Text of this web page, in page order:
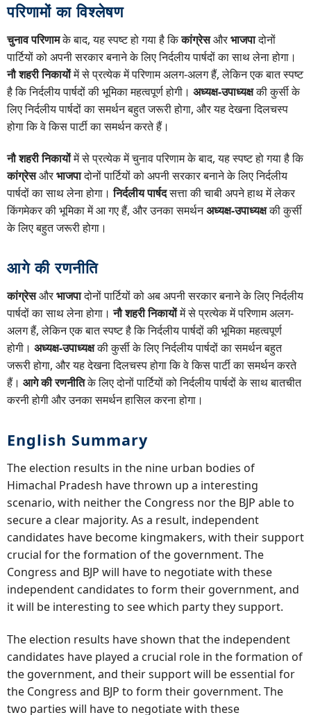
परिणामों का विश्लेषण
चुनाव परिणामके बाद, यह स्पष्ट हो गया है किकांग्रेसऔरभाजपादोनों
पार्टियों को अपनी सरकार बनाने के लिए निर्दलीय पार्षदों का साथ लेना होगा।
नौ शहरी निकायोंमें से प्रत्येक में परिणाम अलग-अलग हैं, लेकिन एक बात स्पष्ट
है कि निर्दलीय पार्षदों की भूमिका महत्वपूर्ण होगी। अध्यक्ष-उपाध्यक्षकी कुर्सी के
लिए निर्दलीय पार्षदों का समर्थन बहुत जरूरी होगा, और यह देखना दिलचस्प
होगा कि वे किस पार्टी का समर्थन करते हैं।
नौ शहरी निकायोंमें से प्रत्येक में चुनाव परिणाम के बाद, यह स्पष्ट हो गया है कि
कांग्रेसऔरभाजपादोनों पार्टियों को अपनी सरकार बनाने के लिए निर्दलीय
पार्षदों का साथ लेना होगा।निर्दलीय पार्षदसत्ता की चाबी अपने हाथ में लेकर
किंगमेकर की भूमिका में आ गए हैं, और उनका समर्थनअध्यक्ष-उपाध्यक्षकी कुर्सी
के लिए बहुत जरूरी होगा।
आगे की रणनीति
कांग्रेसऔरभाजपादोनों पार्टियों को अब अपनी सरकार बनाने के लिए निर्दलीय
पार्षदों का साथ लेना होगा।नौ शहरी निकायोंमें से प्रत्येक में परिणाम अलग-
अलग हैं, लेकिन एक बात स्पष्ट है कि निर्दलीय पार्षदों की भूमिका महत्वपूर्ण
होगी। अध्यक्ष-उपाध्यक्षकी कुर्सी के लिए निर्दलीय पार्षदों का समर्थन बहुत
जरूरी होगा, और यह देखना दिलचस्प होगा कि वे किस पार्टी का समर्थन करते
हैं। आगे की रणनीतिके लिए दोनों पार्टियों को निर्दलीय पार्षदों के साथ बातचीत
करनी होगी और उनका समर्थन हासिल करना होगा।
English Summary
The election results in the nine urban bodies of
Himachal Pradesh have thrown up a interesting
scenario, with neither the Congress nor the BJP able to
secure a clear majority. As a result, independent
candidates have become kingmakers, with their support
crucial for the formation of the government. The
Congress and BJP will have to negotiate with these
independent candidates to form their government, and
it will be interesting to see which party they support.
The election results have shown that the independent
candidates have played a crucial role in the formation of
the government, and their support will be essential for
the Congress and BJP to form their government. The
two parties will have to negotiate with these